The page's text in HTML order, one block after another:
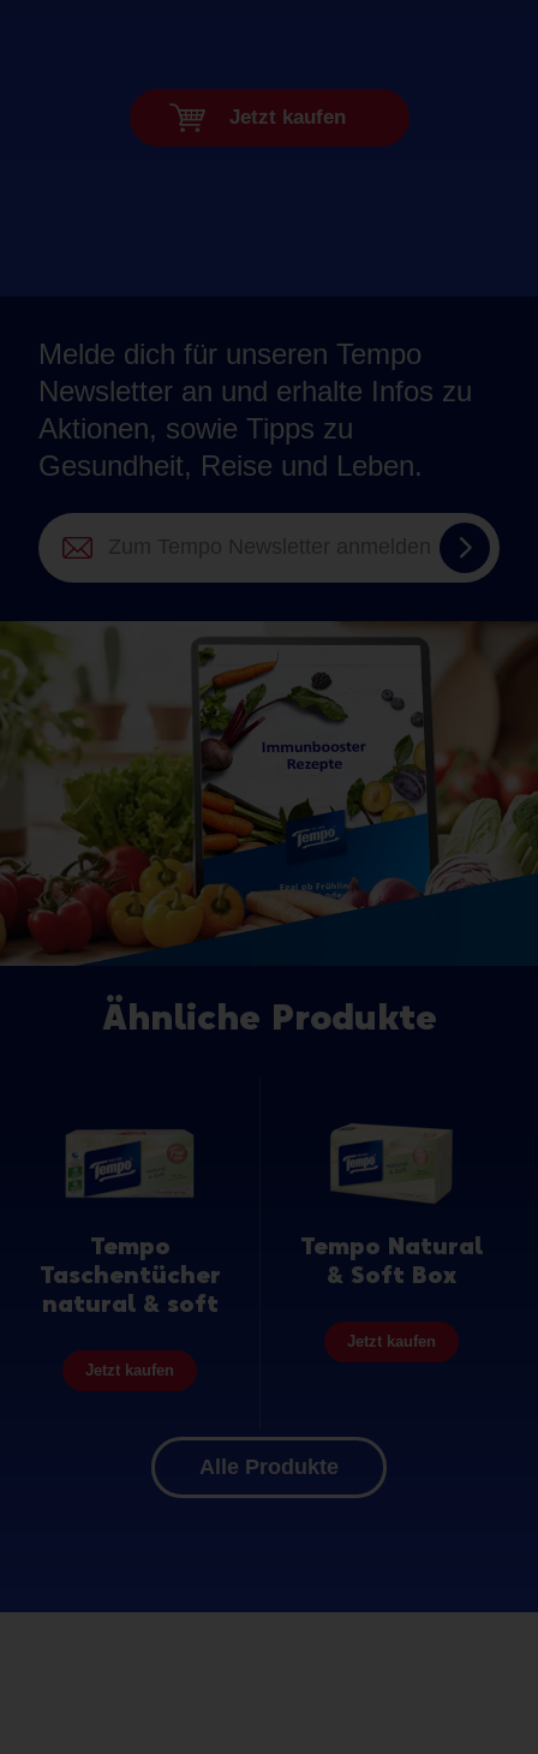
Jetzt kaufen
Melde dich für unseren Tempo
Newsletter an und erhalte Infos zu
Aktionen, sowie Tipps zu
Gesundheit, Reise und Leben.
Zum
Tempo
Ähnliche Produkte
Tempo
Taschentücher
natural & soft
Jetzt kaufen
Tempo Natural
& Soft Box
Jetzt kaufen
Alle Produkte